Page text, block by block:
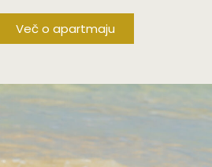
Več o apartmaju